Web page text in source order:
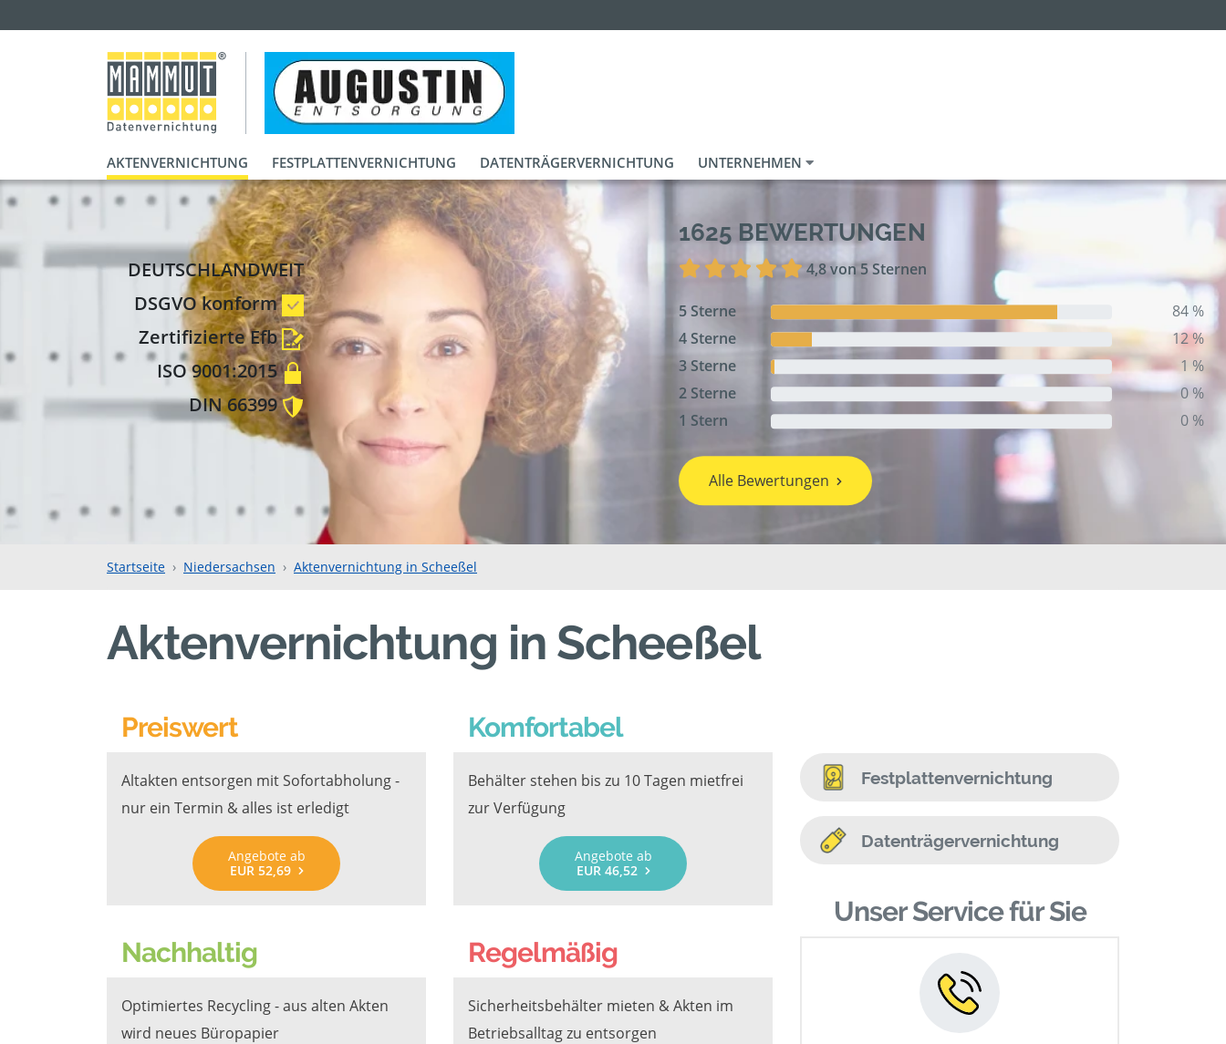
AKTENVERNICHTUNG FESTPLATTENVERNICHTUNG DATENTRÄGERVERNICHTUNG UNTERNEHMEN
DEUTSCHLANDWEIT
DSGVO konform
Zertifizierte Efb
ISO 9001:2015
DIN 66399
1625 BEWERTUNGEN
4,8 von 5 Sternen
5 Sterne
84 %
4 Sterne
12 %
3 Sterne
1 %
2 Sterne
0 %
1 Stern
0 %
Alle Bewertungen
Startseite Niedersachsen Aktenvernichtung in Scheeßel
Aktenvernichtung in Scheeßel
Preiswert
Altakten entsorgen mit Sofortabholung -
nur ein Termin & alles ist erledigt
Angebote ab
EUR 52,69
Komfortabel
Behälter stehen bis zu 10 Tagen mietfrei
zur Verfügung
Angebote ab
EUR 46,52
Nachhaltig
Optimiertes Recycling - aus alten Akten
wird neues Büropapier
Regelmäßig
Sicherheitsbehälter mieten & Akten im
Betriebsalltag zu entsorgen
Festplattenvernichtung
Datenträgervernichtung
Unser Service für Sie